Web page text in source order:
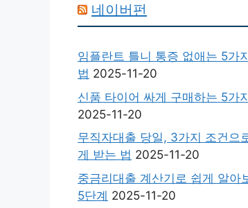
네이버펀
임플란트 틀니 통증 없애는 5가
법 2025-11-20
신품 타이어 싸게 구매하는 5가
2025-11-20
무직자대출 당일, 3가지 조건으
게 받는 법 2025-11-20
중금리대출 계산기로 쉽게 알아
5단계 2025-11-20